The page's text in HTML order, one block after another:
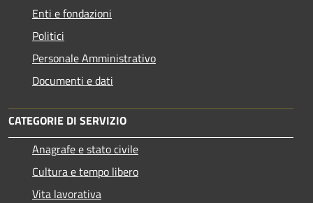
Enti e fondazioni
Politici
Personale Amministrativo
Documenti e dati
CATEGORIE DI SERVIZIO
Anagrafe e stato civile
Cultura e tempo libero
Vita lavorativa